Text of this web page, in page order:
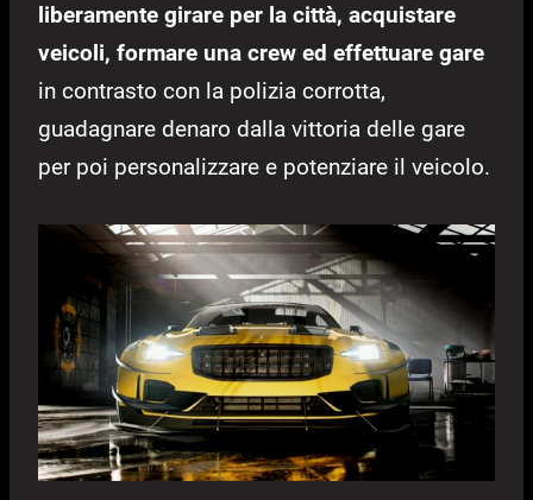
liberamente girare per la città, acquistare
veicoli, formare una crew ed effettuare gare
in contrasto con la polizia corrotta,
guadagnare denaro dalla vittoria delle gare
per poi personalizzare e potenziare il veicolo.